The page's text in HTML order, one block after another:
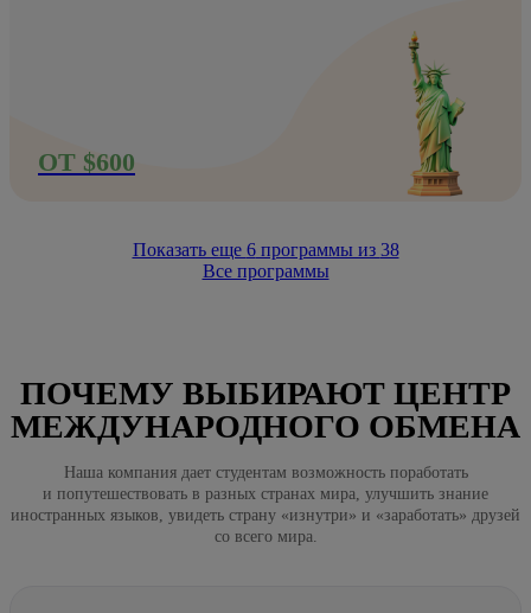
ОТ $600
Показать еще 6программы из 38
Все программы
ПОЧЕМУ ВЫБИРАЮТ ЦЕНТР
МЕЖДУНАРОДНОГО ОБМЕНА
Наша компания дает студентам возможность поработать
и попутешествовать в разных странах мира, улучшить знание
иностранных языков, увидеть страну «изнутри» и «заработать» друзей
со всего мира.